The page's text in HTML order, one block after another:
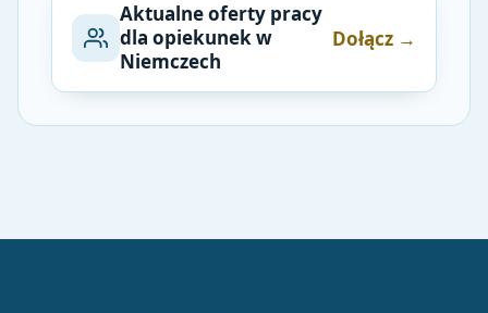
Aktualne oferty pracy
dla opiekunek w
Niemczech
Dołącz →